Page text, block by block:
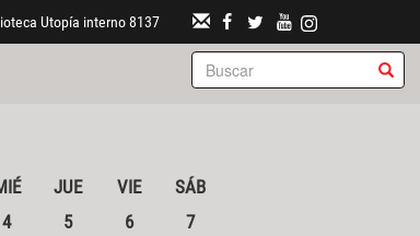
Utopía interno 8137
JUE VIE
SÁB
4 5 6
7